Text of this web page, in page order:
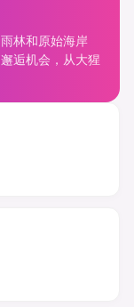
林和原始海岸
逅机会，从大猩